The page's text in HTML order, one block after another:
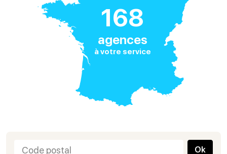
168
agences
à votre service
Ok